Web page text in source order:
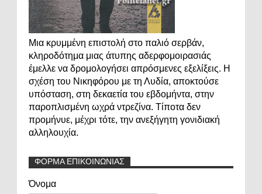
Μια κρυμμένη επιστολή στο παλιό σερβάν,
κληροδότημα μιας άτυπης αδερφομοιρασιάς
έμελλε να δρομολογήσει απρόσμενες εξελίξεις. Η
σχέση του Νικηφόρου με τη Λυδία, αποκτούσε
υπόσταση, στη δεκαετία του εβδομήντα, στην
παροπλισμένη ωχρά ντρεζίνα. Τίποτα δεν
προμήνυε, μέχρι τότε, την ανεξήγητη γονιδιακή
αλληλουχία.
ΦΟΡΜΑ ΕΠΙΚΟΙΝΩΝΙΑΣ
Όνομα